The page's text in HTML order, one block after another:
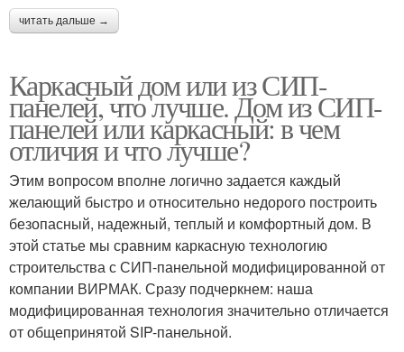
читать дальше →
Каркасный дом или из СИП-
панелей, что лучше. Дом из СИП-
панелей или каркасный: в чем
отличия и что лучше?
Этим вопросом вполне логично задается каждый
желающий быстро и относительно недорого построить
безопасный, надежный, теплый и комфортный дом. В
этой статье мы сравним каркасную технологию
строительства с СИП-панельной модифицированной от
компании ВИРМАК. Сразу подчеркнем: наша
модифицированная технология значительно отличается
от общепринятой SIP-панельной.